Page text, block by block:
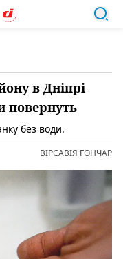
в Дніпрі
повернуть
без води.
ВІРСАВІЯ ГОНЧАР